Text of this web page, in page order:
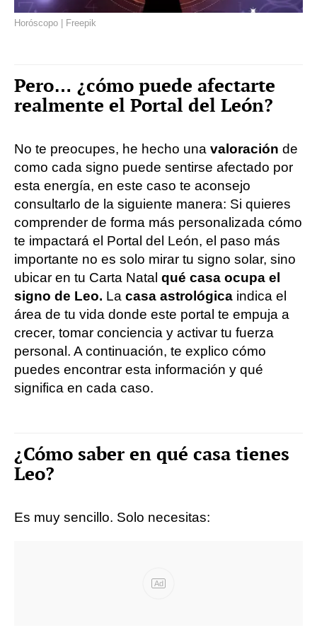
Horóscopo | Freepik
Pero… ¿cómo puede afectarte
realmente el Portal del León?
No te preocupes, he hecho una valoración de
como cada signo puede sentirse afectado por
esta energía, en este caso te aconsejo
consultarlo de la siguiente manera: Si quieres
comprender de forma más personalizada cómo
te impactará el Portal del León, el paso más
importante no es solo mirar tu signo solar, sino
ubicar en tu Carta Natal qué casa ocupa el
signo de Leo. La casa astrológica indica el
área de tu vida donde este portal te empuja a
crecer, tomar conciencia y activar tu fuerza
personal. A continuación, te explico cómo
puedes encontrar esta información y qué
significa en cada caso.
¿Cómo saber en qué casa tienes
Leo?
Es muy sencillo. Solo necesitas:
Ad